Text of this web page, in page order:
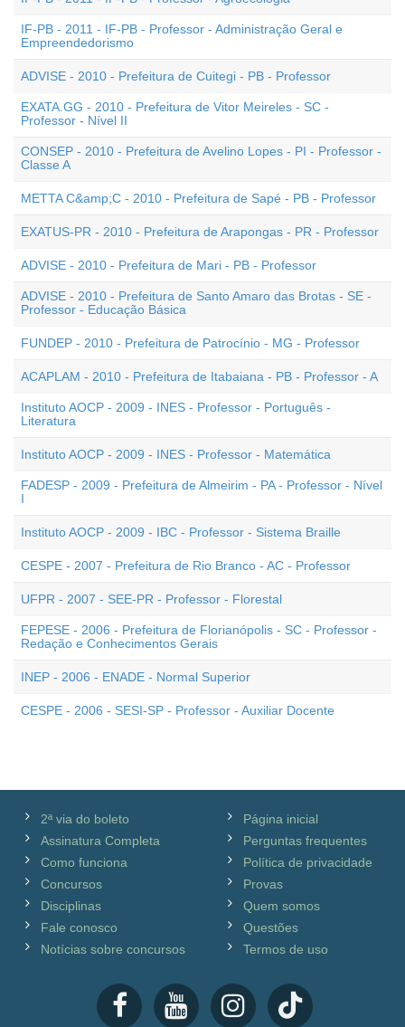
IF-PB - 2011 - IF-PB - Professor - Administração Geral e
Empreendedorismo
ADVISE - 2010 - Prefeitura de Cuitegi - PB - Professor
EXATA.GG - 2010 - Prefeitura de Vitor Meireles - SC -
Professor - Nível II
CONSEP - 2010 - Prefeitura de Avelino Lopes - PI - Professor -
Classe A
METTA C&amp;C - 2010 - Prefeitura de Sapé - PB - Professor
EXATUS-PR - 2010 - Prefeitura de Arapongas - PR - Professor
ADVISE - 2010 - Prefeitura de Mari - PB - Professor
ADVISE - 2010 - Prefeitura de Santo Amaro das Brotas - SE -
Professor - Educação Básica
FUNDEP - 2010 - Prefeitura de Patrocínio - MG - Professor
ACAPLAM - 2010 - Prefeitura de Itabaiana - PB - Professor - A
Instituto AOCP - 2009 - INES - Professor - Português -
Literatura
Instituto AOCP - 2009 - INES - Professor - Matemática
FADESP - 2009 - Prefeitura de Almeirim - PA - Professor - Nível
I
Instituto AOCP - 2009 - IBC - Professor - Sistema Braille
CESPE - 2007 - Prefeitura de Rio Branco - AC - Professor
UFPR - 2007 - SEE-PR - Professor - Florestal
FEPESE - 2006 - Prefeitura de Florianópolis - SC - Professor -
Redação e Conhecimentos Gerais
INEP - 2006 - ENADE - Normal Superior
CESPE - 2006 - SESI-SP - Professor - Auxiliar Docente
2ª via do boleto
Assinatura Completa
Como funciona
Concursos
Disciplinas
Fale conosco
Notícias sobre concursos
Página inicial
Perguntas frequentes
Política de privacidade
Provas
Quem somos
Questões
Termos de uso